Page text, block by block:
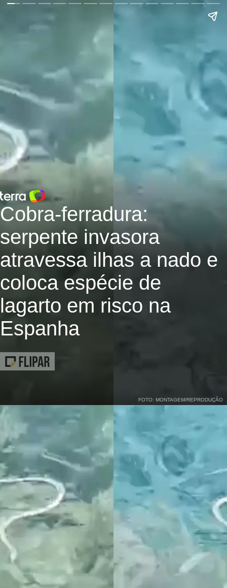
Cobra-ferradura:
serpente invasora
atravessa ilhas a nado e
coloca espécie de
lagarto em risco na
Espanha
FOTO: MONTAGEM/REPRODUÇÃO